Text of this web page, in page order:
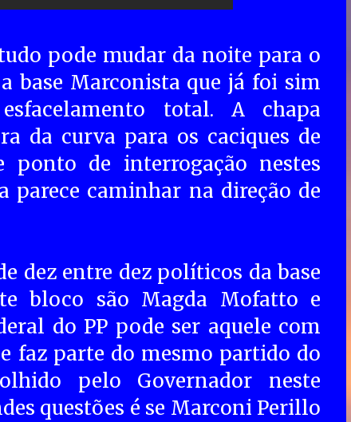
pode mudar da noite para o
base Marconista que já foi sim
total. A chapa
da curva para os caciques de
ponto de interrogação nestes
parece caminhar na direção de
dez entre dez políticos da base
bloco são Magda Mofatto e
do PP pode ser aquele com
faz parte do mesmo partido do
pelo Governador neste
questões é se Marconi Perillo